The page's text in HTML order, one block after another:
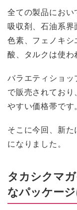
全ての製品にお
吸収剤、石油系
色素、フェノキ
酸、タルクは使わ
バラエティショ
で販売されてお
やすい価格帯です。
そこに今回、新
になりました。
タカシクマ
なパッケー